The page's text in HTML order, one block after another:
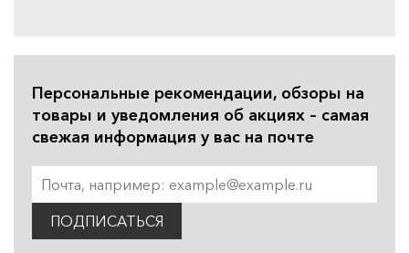
Персональные рекомендации, обзоры на
товары и уведомления об акциях – самая
свежая информация у вас на почте
ПОДПИСАТЬСЯ